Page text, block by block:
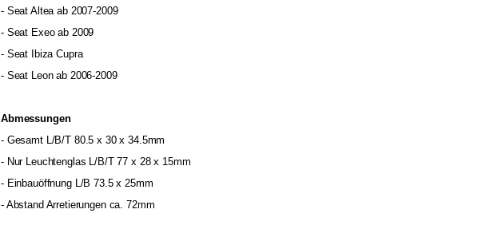
- Seat Altea ab 2007-2009
- Seat Exeo ab 2009
- Seat Ibiza Cupra
- Seat Leon ab 2006-2009
Abmessungen
- Gesamt L/B/T 80.5 x 30 x 34.5mm
- Nur Leuchtenglas L/B/T 77 x 28 x 15mm
- Einbauöffnung L/B 73.5 x 25mm
- Abstand Arretierungen ca. 72mm